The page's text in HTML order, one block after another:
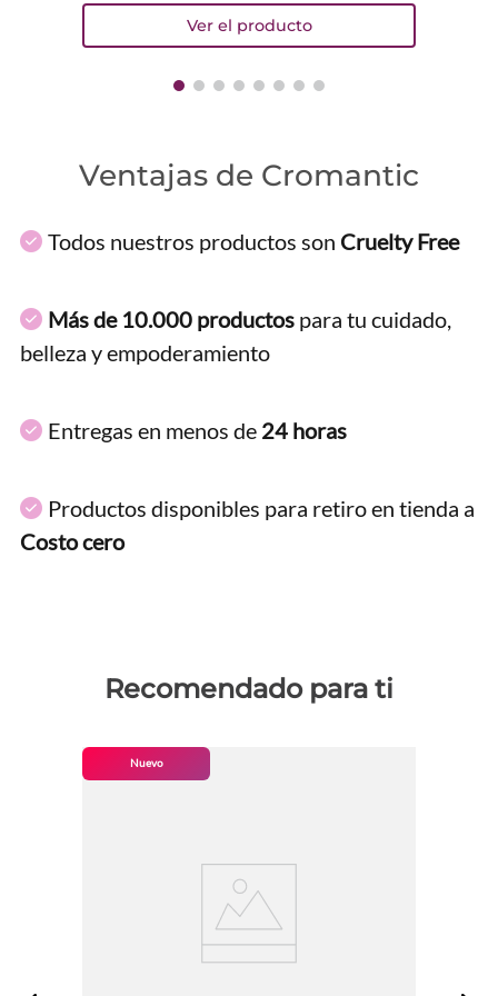
Ventajas de Cromantic
Todos nuestros productos son Cruelty Free
Más de 10.000 productos para tu cuidado,
belleza y empoderamiento
Entregas en menos de 24 horas
Productos disponibles para retiro en tienda a
Costo cero
Recomendado para ti
Nuevo